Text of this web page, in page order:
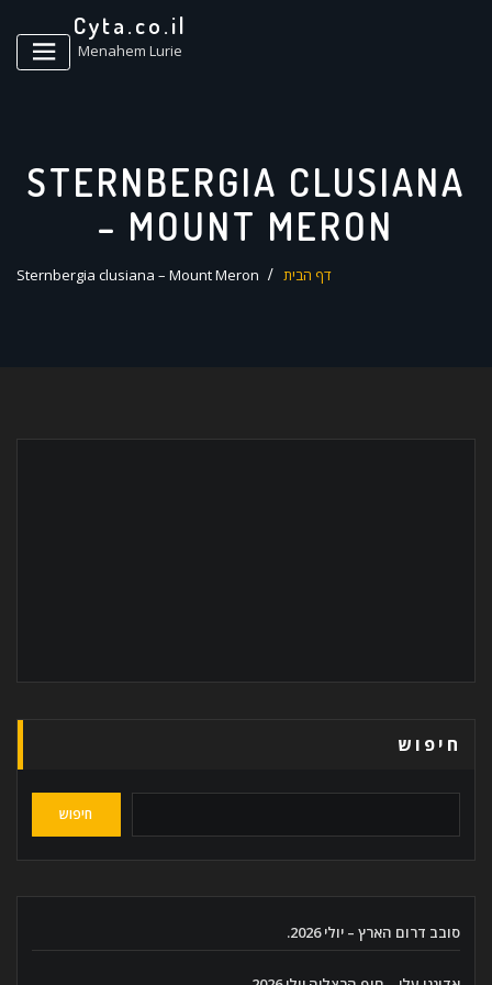
Cyta.co.il
Menahem Lurie
STERNBERGIA CLUSIANA
– MOUNT MERON
דף הבית Sternbergia clusiana – Mount Meron
חיפוש
חיפוש
סובב דרום הארץ – יולי 2026.